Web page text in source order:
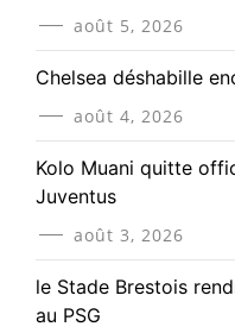
août 5, 2026
Chelsea déshabille
août 4, 2026
Kolo Muani quitte
Juventus
août 3, 2026
le Stade Brestois
au PSG